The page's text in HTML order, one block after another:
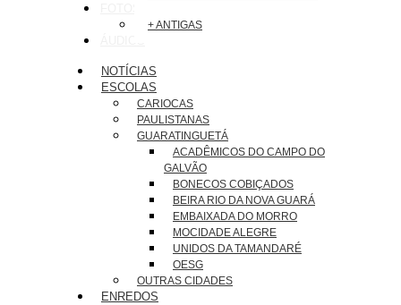
+ ANTIGAS
NOTÍCIAS
ESCOLAS
CARIOCAS
PAULISTANAS
GUARATINGUETÁ
ACADÊMICOS DO CAMPO DO
GALVÃO
BONECOS COBIÇADOS
BEIRA RIO DA NOVA GUARÁ
EMBAIXADA DO MORRO
MOCIDADE ALEGRE
UNIDOS DA TAMANDARÉ
OESG
OUTRAS CIDADES
ENREDOS